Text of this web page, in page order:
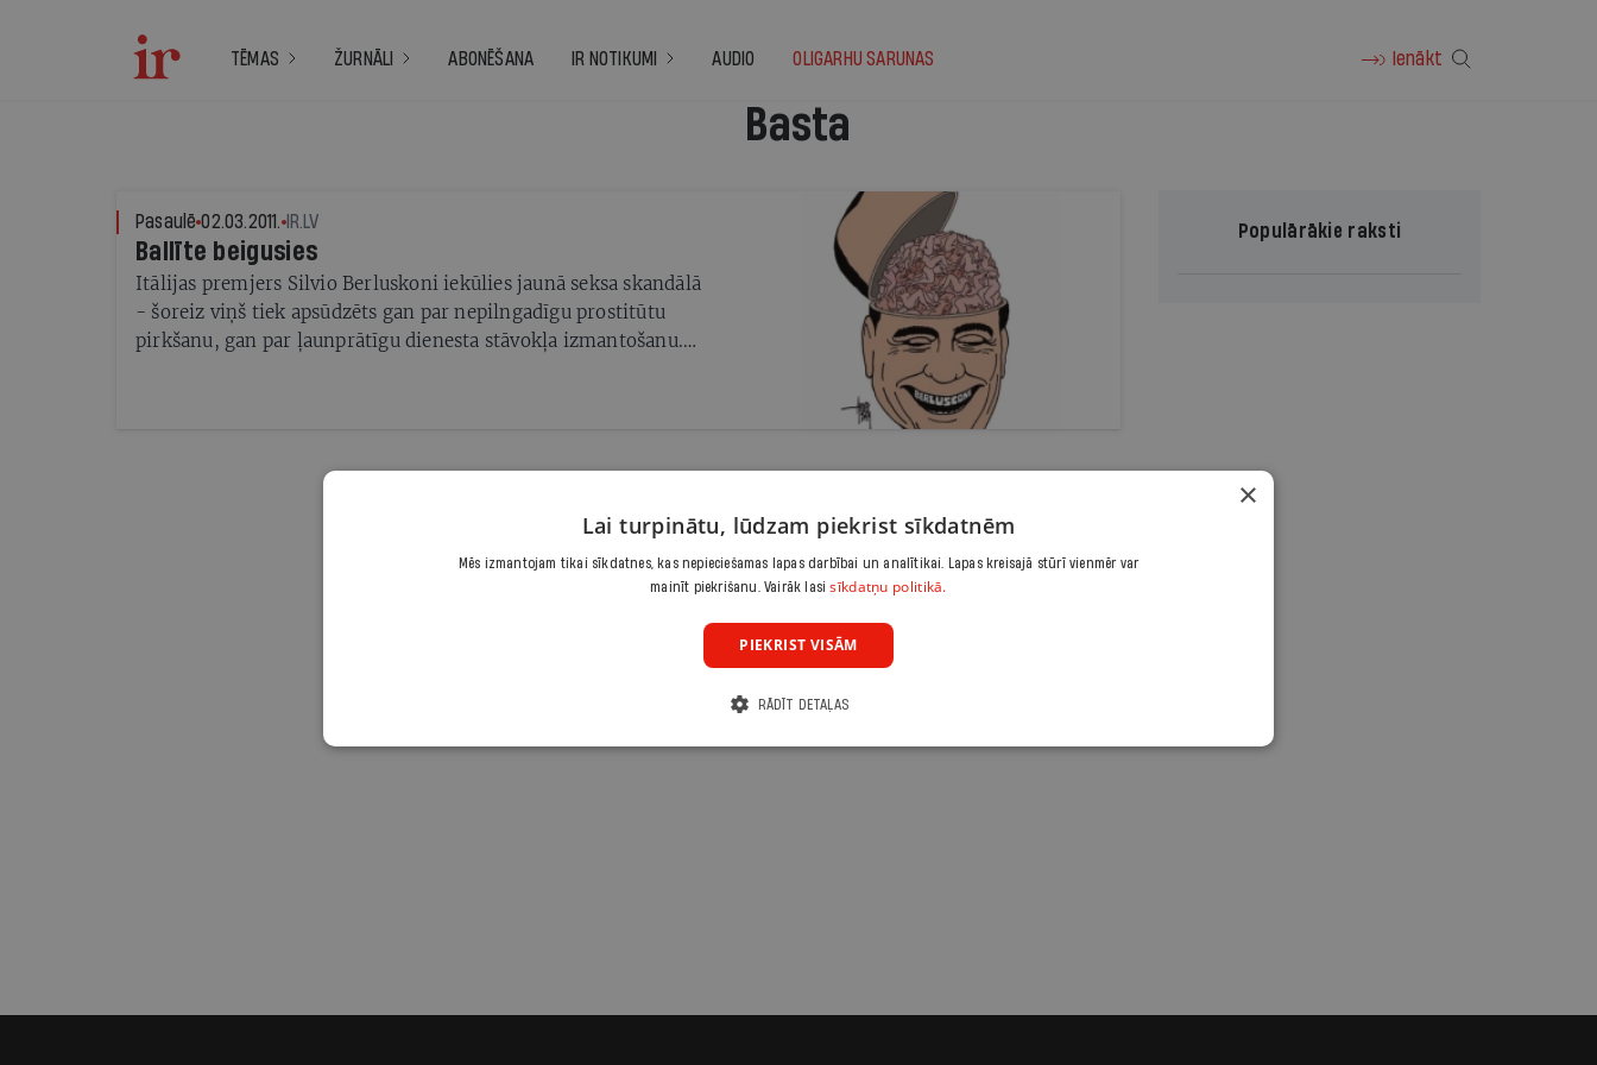
TĒMAS ŽURNĀLI ABONĒŠANA IR NOTIKUMI AUDIO OLIGARHU SARUNAS Ienākt
Basta
Pasaulē 02.03.2011. IR.LV
Ballīte beigusies
Itālijas premjers Silvio Berluskoni iekūlies jaunā seksa skandālā
- šoreiz viņš tiek apsūdzēts gan par nepilngadīgu prostitūtu
pirkšanu, gan par ļaunprātīgu dienesta stāvokļa izmantošanu.
Populārākie raksti
×
Lai turpinātu, lūdzam piekrist sīkdatnēm
Mēs izmantojam tikai sīkdatnes, kas nepieciešamas lapas darbībai un analītikai. Lapas kreisajā stūrī vienmēr var
mainīt piekrišanu. Vairāk lasisīkdatņu politikā.
PIEKRIST VISĀM
RĀDĪT DETAĻAS